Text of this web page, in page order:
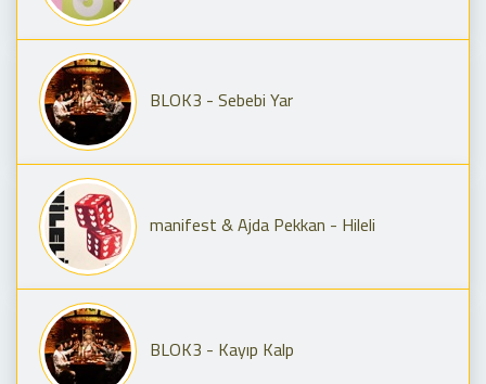
BLOK3 - Sebebi Yar
manifest & Ajda Pekkan - Hileli
BLOK3 - Kayıp Kalp